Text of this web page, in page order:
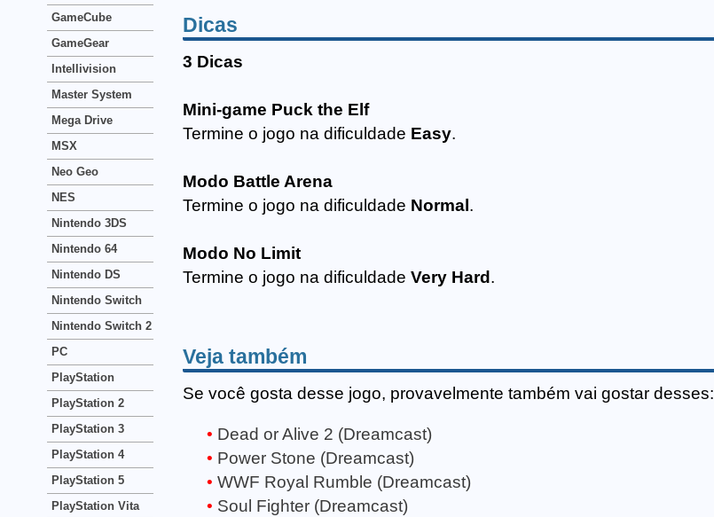
Dicas
3 Dicas
Mini-game Puck the Elf
Termine o jogo na dificuldade Easy.
Modo Battle Arena
Termine o jogo na dificuldade Normal .
Modo No Limit
Termine o jogo na dificuldade Very Hard .
Veja também
Se você gosta desse jogo, provavelmente também vai gostar desses:
Dead or Alive 2 (Dreamcast)
Power Stone (Dreamcast)
WWF Royal Rumble (Dreamcast)
Soul Fighter (Dreamcast)
GameCube
GameGear
Intellivision
Master System
Mega Drive
MSX
Neo Geo
NES
Nintendo 3DS
Nintendo 64
Nintendo DS
Nintendo Switch
Nintendo Switch 2
PC
PlayStation
PlayStation 2
PlayStation 3
PlayStation 4
PlayStation 5
PlayStation Vita